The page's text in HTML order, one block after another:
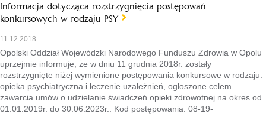
Informacja dotycząca rozstrzygnięcia postępowań
konkursowych w rodzaju PSY
11.12.2018
Opolski Oddział Wojewódzki Narodowego Funduszu Zdrowia w Opolu
uprzejmie informuje, że w dniu 11 grudnia 2018r. zostały
rozstrzygnięte niżej wymienione postępowania konkursowe w rodzaju:
opieka psychiatryczna i leczenie uzależnień, ogłoszone celem
zawarcia umów o udzielanie świadczeń opieki zdrowotnej na okres od
01.01.2019r. do 30.06.2023r.: Kod postępowania: 08-19-